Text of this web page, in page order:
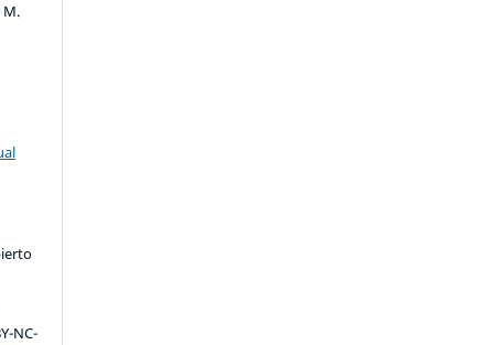
M.
NC-